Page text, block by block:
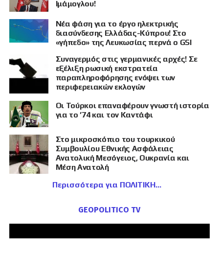
Ιμάμογλου!
Νέα φάση για το έργο ηλεκτρικής
διασύνδεσης Ελλάδας-Κύπρου! Στο
«γήπεδο» της Λευκωσίας περνά ο GSI
Συναγερμός στις γερμανικές αρχές! Σε
εξέλιξη ρωσική εκστρατεία
παραπληροφόρησης ενόψει των
περιφερειακών εκλογών
Οι Τούρκοι επαναφέρουν γνωστή ιστορία
για το ’74 και τον Καντάφι
Στο μικροσκόπιο του τουρκικού
Συμβουλίου Εθνικής Ασφάλειας
Ανατολική Μεσόγειος, Ουκρανία και
Μέση Ανατολή
Περισσότερα για ΠΟΛΙΤΙΚΗ
GEOPOLITICO TV